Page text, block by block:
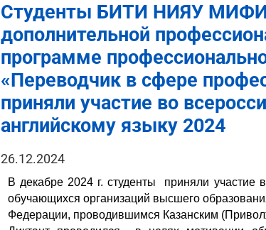
Студенты БИТИ НИЯУ
дополнительной
программе
«Переводчик в сфере
приняли участие во
английскому языку 2024
26.12.2024
В декабре 2024 г. студенты приняли участие
обучающихся организаций высшего
Федерации, проводившимся Казанским